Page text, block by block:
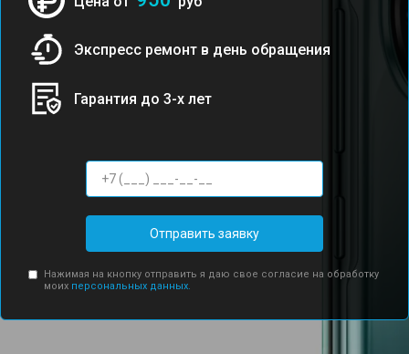
Экспресс ремонт в день обращения
Гарантия до 3-х лет
Отправить заявку
Нажимая на кнопку отправить я даю свое согласие на обработку
моих персональных данных.